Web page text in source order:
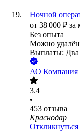
Ночной
от 38 000 ₽ за
Без опыта
Можно
Выплаты: Два
АО Компания
3.4
•
453 отзыва
Краснодар
Откликнуться